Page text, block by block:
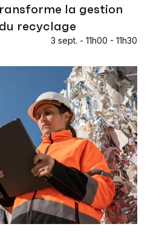
la gestion
recyclage
3 sept. - 11h00 - 11h30